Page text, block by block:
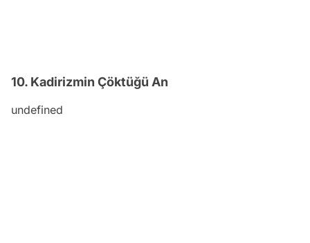
10. Kadirizmin Çöktüğü An
undefined